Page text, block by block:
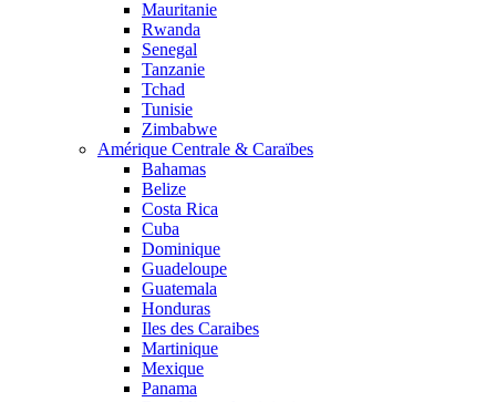
Mauritanie
Rwanda
Senegal
Tanzanie
Tchad
Tunisie
Zimbabwe
Amérique Centrale & Caraïbes
Bahamas
Belize
Costa Rica
Cuba
Dominique
Guadeloupe
Guatemala
Honduras
Iles des Caraibes
Martinique
Mexique
Panama